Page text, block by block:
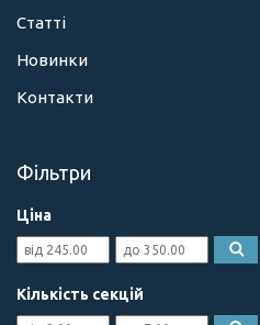
Статті
Новинки
Контакти
Фільтри
Ціна
Кількість секцій